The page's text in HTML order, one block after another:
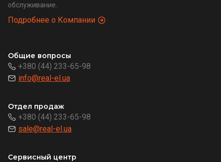
обслуживание.
Подробнее о Компании
Общие вопросы
+380 (44) 233-65-98
info@real-el.ua
Отдел продаж
+380 (44) 233-65-98
sale@real-el.ua
Сервисный центр